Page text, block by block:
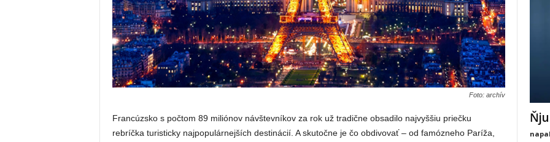
Foto: archív
Francúzsko s počtom 89 miliónov návštevníkov za rok už tradične obsadilo najvyššiu priečku
rebríčka turisticky najpopulárnejších destinácií. A skutočne je čo obdivovať – od famózneho Paríža,